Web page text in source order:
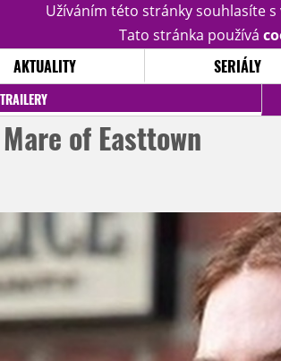
Užíváním této stránky souhlasíte s
Tato stránka používá
AKTUALITY SERIÁLY
TRAILERY
of Easttown